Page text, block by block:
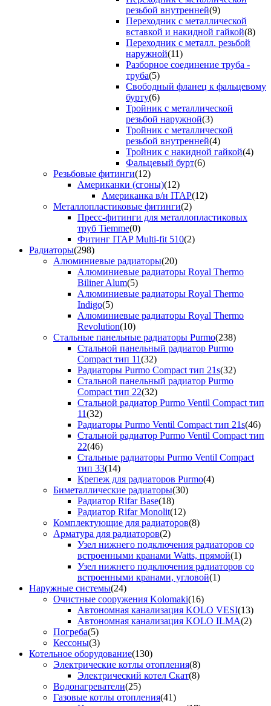
резьбой внутренней(9)
Переходник с металлической
вставкой и накидной гайкой(8)
Переходник с металл. резьбой
наружной(11)
Разборное соединение труба -
труба(5)
Свободный фланец к фальцевому
бурту(6)
Тройник с металлической
резьбой наружной(3)
Тройник с металлической
резьбой внутренней(4)
Тройник с накидной гайкой(4)
Фальцевый бурт(6)
Резьбовые фитинги(12)
Американки (сгоны)(12)
Американка в/н ITAP(12)
Металлопластиковые фитинги(2)
Пресс-фитинги для металлопластиковых
труб Tiemme(0)
Фитинг ITAP Multi-fit 510(2)
Радиаторы(298)
Алюминиевые радиаторы(20)
Алюминиевые радиаторы Royal Thermo
Biliner Alum(5)
Алюминиевые радиаторы Royal Thermo
Indigo(5)
Алюминиевые радиаторы Royal Thermo
Revolution(10)
Стальные панельные радиаторы Purmo(238)
Стальной панельный радиатор Purmo
Compact тип 11(32)
Радиаторы Purmo Compact тип 21s(32)
Стальной панельный радиатор Purmo
Compact тип 22(32)
Стальной радиатор Purmo Ventil Compact тип
11(32)
Радиаторы Purmo Ventil Compact тип 21s(46)
Стальной радиатор Purmo Ventil Compact тип
22(46)
Стальные радиаторы Purmo Ventil Compact
тип 33(14)
Крепеж для радиаторов Purmo(4)
Биметаллические радиаторы(30)
Радиатор Rifar Base(18)
Радиатор Rifar Monolit(12)
Комплектующие для радиаторов(8)
Арматура для радиаторов(2)
Узел нижнего подключения радиаторов со
встроенными кранами Watts, прямой(1)
Узел нижнего подключения радиаторов со
встроенными кранами, угловой(1)
Наружные системы(24)
Очистные сооружения Kolomaki(16)
Автономная канализация KOLO VESI(13)
Автономная канализация KOLO ILMA(2)
Погреба(5)
Кессоны(3)
Котельное оборудование(130)
Электрические котлы отопления(8)
Электрический котел Скат(8)
Водонагреватели(25)
Газовые котлы отопления(41)